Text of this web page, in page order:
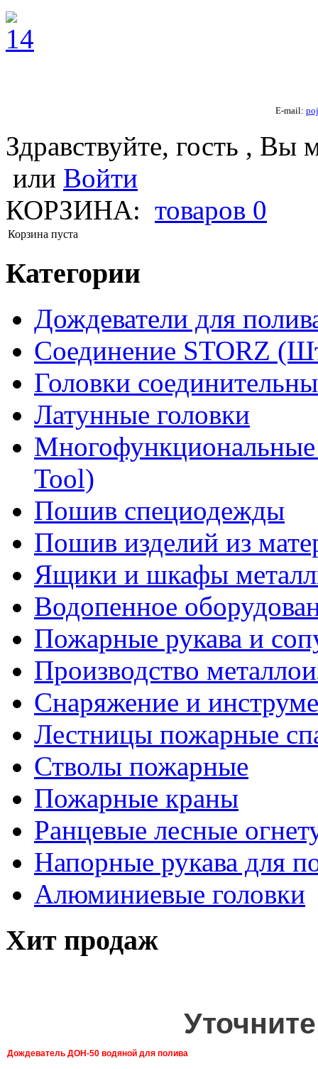
E-mail:
Здравствуйте, гость , Вы
или Войти
КОРЗИНА: товаров 0
Корзина пуста
Категории
Дождеватели для
Соединение STORZ
Головки
Латунные головки
Tool)
Пошив специодежды
Пошив изделий из
Ящики и шкафы
Водопенное
Пожарные рукава и
Производство
Снаряжение и
Лестницы пожарные
Стволы пожарные
Пожарные краны
Ранцевые лесные
Напорные рукава для
Алюминиевые головки
Хит продаж
Дождеватель ДОН-50 водяной для полива